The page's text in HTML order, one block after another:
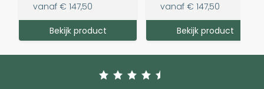
vanaf € 147,50
Bekijk product
vanaf € 147,50
Bekijk product